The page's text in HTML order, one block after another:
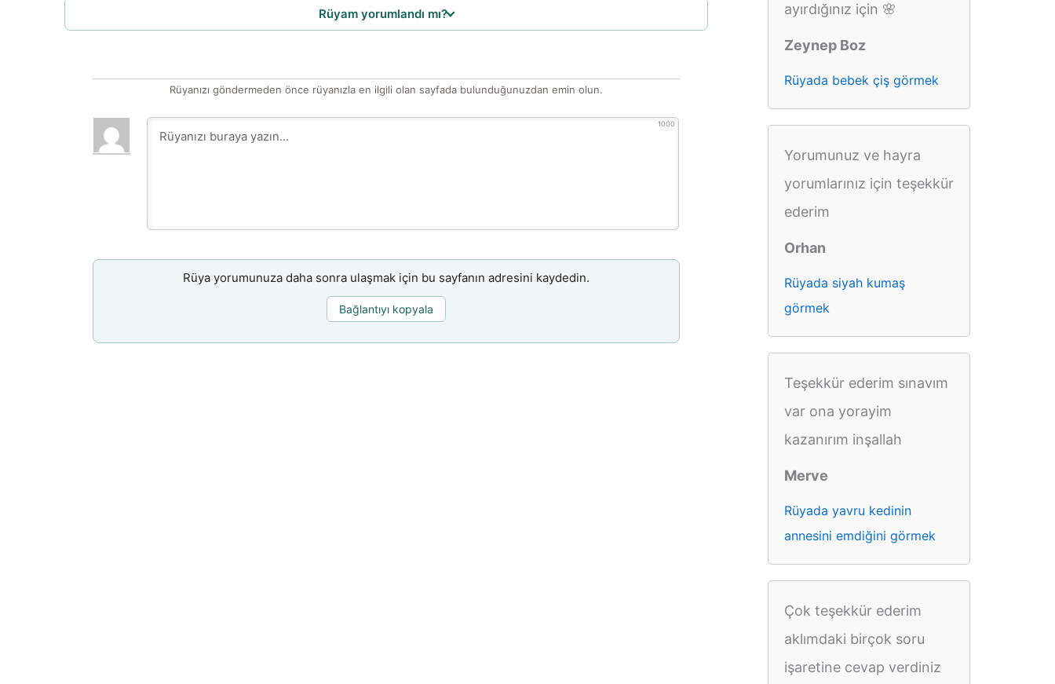
Rüyam yorumlandı mı?
Rüyanızı göndermeden önce rüyanızla en ilgili olan sayfada bulunduğunuzdan emin olun.
1000
Rüya yorumunuza daha sonra ulaşmak için bu sayfanın adresini kaydedin.
Bağlantıyı kopyala
ayırdığınız için 🌸
Zeynep Boz
Rüyada bebek çiş görmek
Yorumunuz ve hayra
yorumlarınız için teşekkür
ederim
Orhan
Rüyada siyah kumaş
görmek
Teşekkür ederim sınavım
var ona yorayim
kazanırım inşallah
Merve
Rüyada yavru kedinin
annesini emdiğini görmek
Çok teşekkür ederim
aklımdaki birçok soru
işaretine cevap verdiniz